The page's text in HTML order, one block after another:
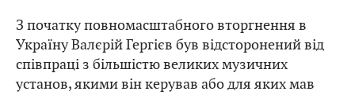
З початку повномасштабного вторгнення в
Україну Валєрій Гергієв був відсторонений від
співпраці з більшістю великих музичних
установ, якими він керував або для яких мав